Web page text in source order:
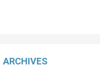
ARCHIVES